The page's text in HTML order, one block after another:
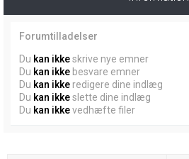
Forumtilladelser
Du kan ikkeskrive nye emner
Du kan ikke besvare emner
Du kan ikke redigere dine indlæg
Du kan ikkeslette dine indlæg
Du kan ikkevedhæfte filer